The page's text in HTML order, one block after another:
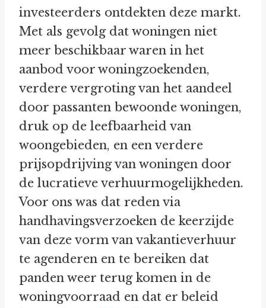
investeerders ontdekten deze markt.
Met als gevolg dat woningen niet
meer beschikbaar waren in het
aanbod voor woningzoekenden,
verdere vergroting van het aandeel
door passanten bewoonde woningen,
druk op de leefbaarheid van
woongebieden, en een verdere
prijsopdrijving van woningen door
de lucratieve verhuurmogelijkheden.
Voor ons was dat reden via
handhavingsverzoeken de keerzijde
van deze vorm van vakantieverhuur
te agenderen en te bereiken dat
panden weer terug komen in de
woningvoorraad en dat er beleid